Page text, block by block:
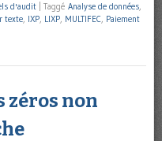
d'audit Taggé Analyse de données,
texte, IXP, LIXP, MULTIFEC, Paiement
zéros non